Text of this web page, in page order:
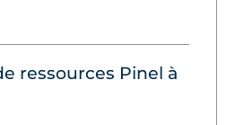
ressources Pinel à